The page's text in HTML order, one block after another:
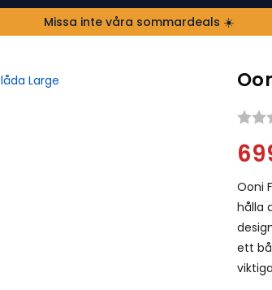
Missa inte våra sommardeals ☀️
Ooni
hålla
ett